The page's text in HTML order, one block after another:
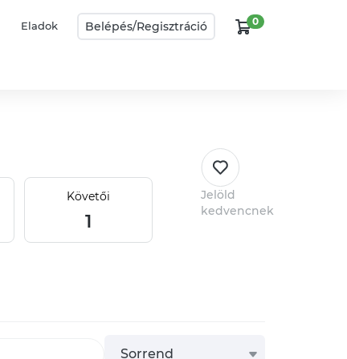
Eladok Belépés/Regisztráció 0
Követői
1
Jelöld
kedvencnek
Sorrend